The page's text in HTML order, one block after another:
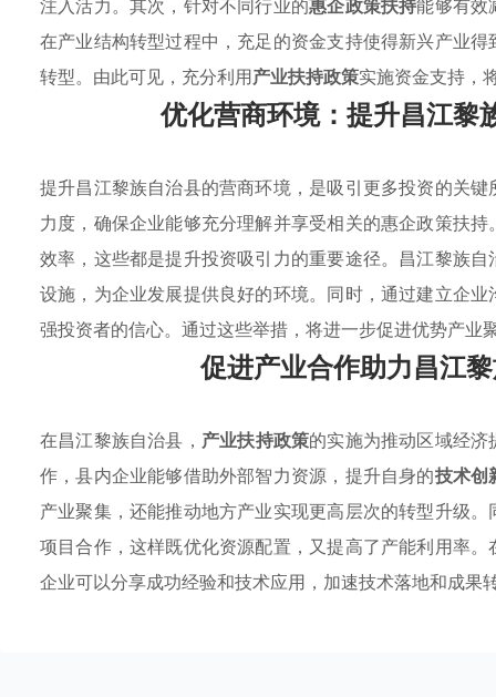
注入活力。其次，针对不同行业的惠企政策扶持能够有效
在产业结构转型过程中，充足的资金支持使得新兴产业
转型。由此可见，充分利用产业扶持政策实施资金支持，
优化营商环境：提升昌江黎
提升昌江黎族自治县的营商环境，是吸引更多投资的关
力度，确保企业能够充分理解并享受相关的惠企政策扶
效率，这些都是提升投资吸引力的重要途径。昌江黎族
设施，为企业发展提供良好的环境。同时，通过建立企
强投资者的信心。通过这些举措，将进一步促进优势产业
促进产业合作助力昌江
在昌江黎族自治县， 产业扶持政策的实施为推动区域经
作，县内企业能够借助外部智力资源，提升自身的技术创
产业聚集，还能推动地方产业实现更高层次的转型升级
项目合作，这样既优化资源配置，又提高了产能利用率
企业可以分享成功经验和技术应用，加速技术落地和成果